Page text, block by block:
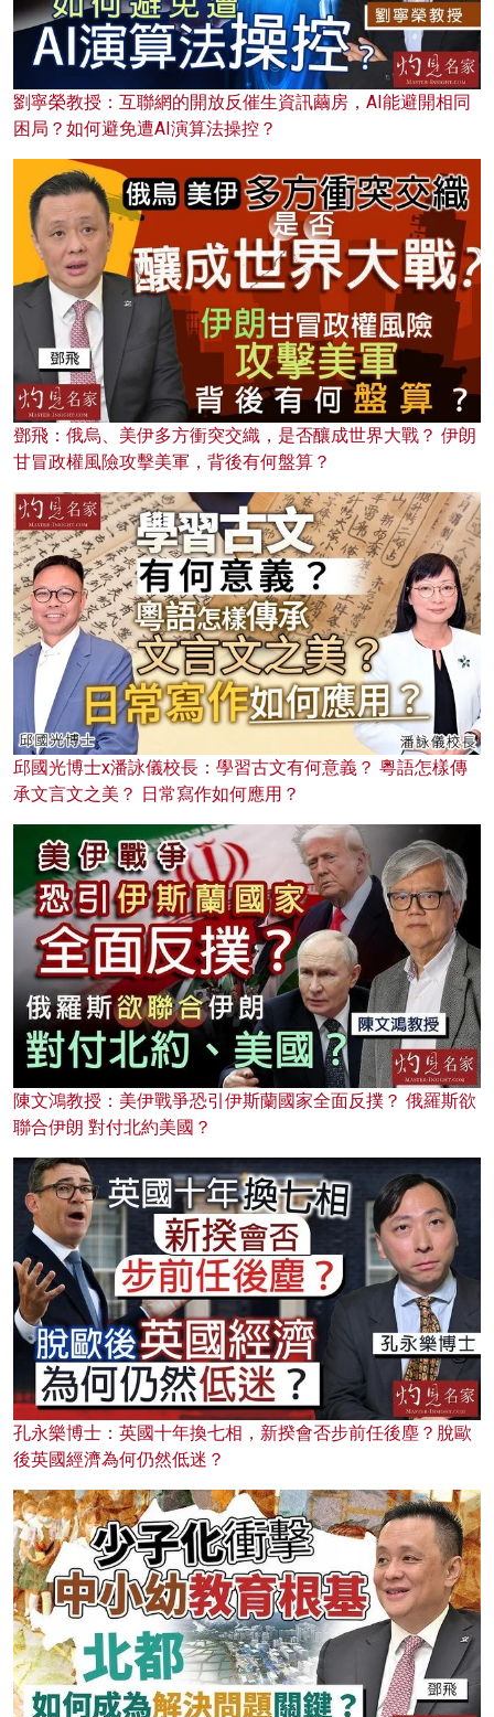
劉寧榮教授：互聯網的開放反催生資訊繭房，AI能避開相同
困局？如何避免遭AI演算法操控？
鄧飛：俄烏、美伊多方衝突交織，是否釀成世界大戰？ 伊朗
甘冒政權風險攻擊美軍，背後有何盤算？
邱國光博士x潘詠儀校長：學習古文有何意義？ 粵語怎樣傳
承文言文之美？ 日常寫作如何應用？
陳文鴻教授：美伊戰爭恐引伊斯蘭國家全面反撲？ 俄羅斯欲
聯合伊朗 對付北約美國？
孔永樂博士：英國十年換七相，新揆會否步前任後塵？脫歐
後英國經濟為何仍然低迷？